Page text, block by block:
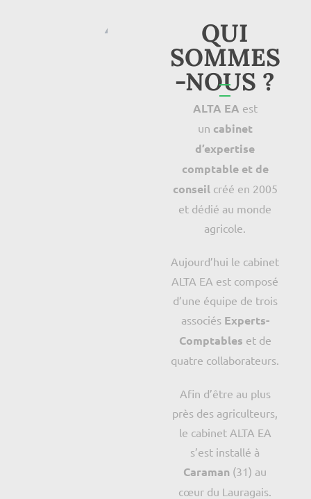
QUI
SOMMES
-NOUS ?
ALTA EA est
un cabinet
d’expertise
comptable et de
conseil créé en 2005
et dédié au monde
agricole.
Aujourd’hui le cabinet
ALTA EA est composé
d’une équipe de trois
associés Experts-
Comptables et de
quatre collaborateurs.
Afin d’être au plus
près des agriculteurs,
le cabinet ALTA EA
s’est installé à
Caraman (31) au
cœur du Lauragais.